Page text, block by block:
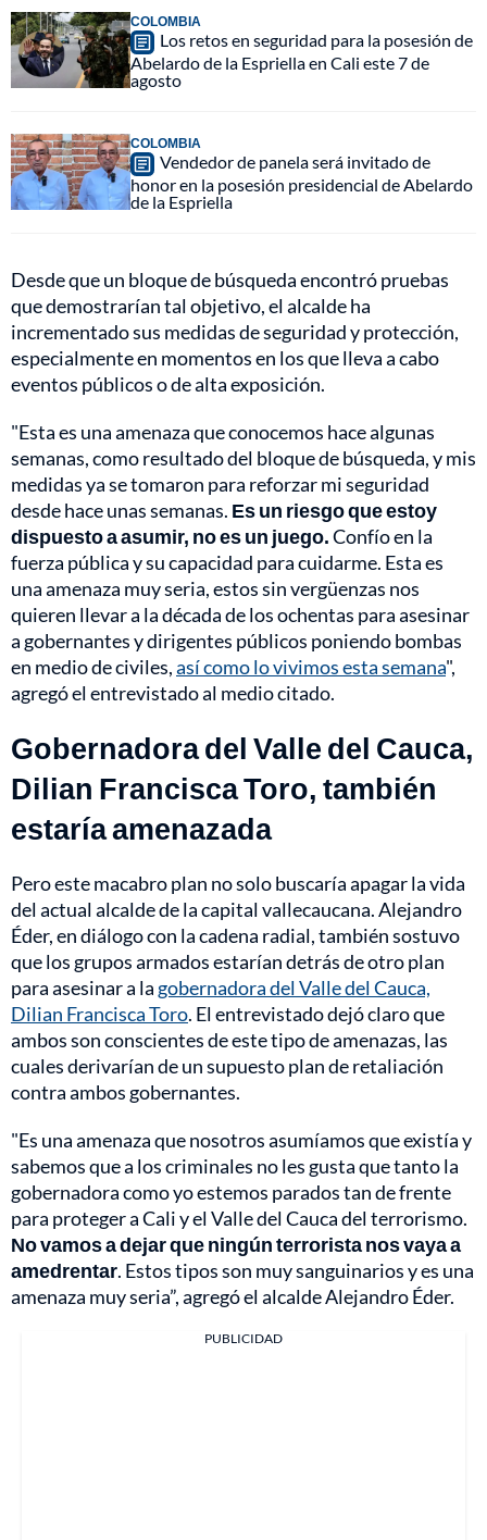
COLOMBIA
Los retos en seguridad para la posesión de
Abelardo de la Espriella en Cali este 7 de
agosto
COLOMBIA
Vendedor de panela será invitado de
honor en la posesión presidencial de Abelardo
de la Espriella
Desde que un bloque de búsqueda encontró pruebas
que demostrarían tal objetivo, el alcalde ha
incrementado sus medidas de seguridad y protección,
especialmente en momentos en los que lleva a cabo
eventos públicos o de alta exposición.
"Esta es una amenaza que conocemos hace algunas
semanas, como resultado del bloque de búsqueda, y mis
medidas ya se tomaron para reforzar mi seguridad
desde hace unas semanas. Es un riesgo que estoy
dispuesto a asumir, no es un juego.Confío en la
fuerza pública y su capacidad para cuidarme. Esta es
una amenaza muy seria, estos sin vergüenzas nos
quieren llevar a la década de los ochentas para asesinar
a gobernantes y dirigentes públicos poniendo bombas
en medio de civiles,así como lo vivimos esta semana",
agregó el entrevistado al medio citado.
Gobernadora del Valle del Cauca,
Dilian Francisca Toro, también
estaría amenazada
Pero este macabro plan no solo buscaría apagar la vida
del actual alcalde de la capital vallecaucana. Alejandro
Éder, en diálogo con la cadena radial, también sostuvo
que los grupos armados estarían detrás de otro plan
para asesinar a la gobernadora del Valle del Cauca,
Dilian Francisca Toro. El entrevistado dejó claro que
ambos son conscientes de este tipo de amenazas, las
cuales derivarían de un supuesto plan de retaliación
contra ambos gobernantes.
"Es una amenaza que nosotros asumíamos que existía y
sabemos que a los criminales no les gusta que tanto la
gobernadora como yo estemos parados tan de frente
para proteger a Cali y el Valle del Cauca del terrorismo.
No vamos a dejar que ningún terrorista nos vaya a
amedrentar. Estos tipos son muy sanguinarios y es una
amenaza muy seria”, agregó el alcalde Alejandro Éder.
PUBLICIDAD